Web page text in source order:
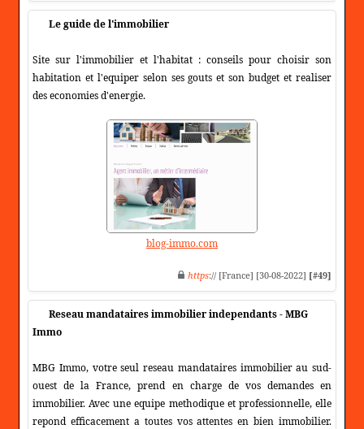
Le guide de l'immobilier
Site sur l'immobilier et l'habitat : conseils pour choisir son
habitation et l'equiper selon ses gouts et son budget et realiser
des economies d'energie.
blog-immo.com
https:// [France] [30-08-2022] [#49]
Reseau mandataires immobilier independants - MBG
Immo
MBG Immo, votre seul reseau mandataires immobilier au sud-
ouest de la France, prend en charge de vos demandes en
immobilier. Avec une equipe methodique et professionnelle, elle
repond efficacement a toutes vos attentes en bien immobilier.